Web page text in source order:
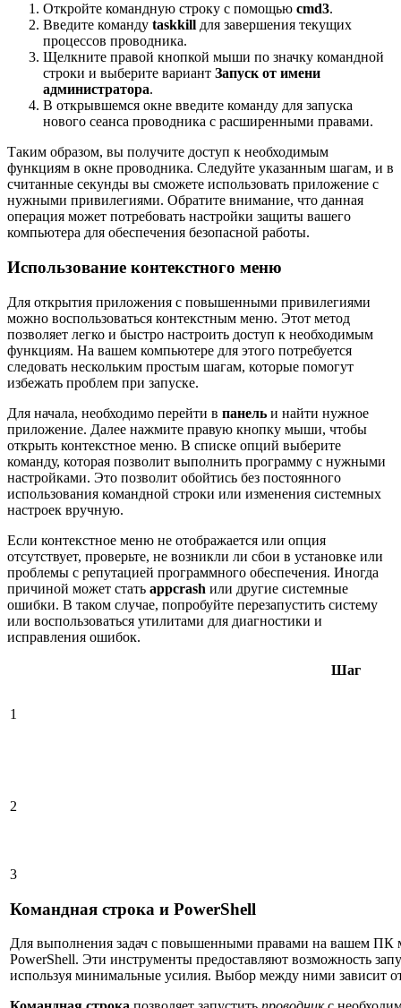
Откройте командную строку с помощью cmd3.
Введите команду taskkill для завершения текущих
процессов проводника.
Щелкните правой кнопкой мыши по значку командной
строки и выберите вариант Запуск от имени
администратора.
В открывшемся окне введите команду для запуска
нового сеанса проводника с расширенными правами.
Таким образом, вы получите доступ к необходимым
функциям в окне проводника. Следуйте указанным шагам, и в
считанные секунды вы сможете использовать приложение с
нужными привилегиями. Обратите внимание, что данная
операция может потребовать настройки защиты вашего
компьютера для обеспечения безопасной работы.
Использование контекстного меню
Для открытия приложения с повышенными привилегиями
можно воспользоваться контекстным меню. Этот метод
позволяет легко и быстро настроить доступ к необходимым
функциям. На вашем компьютере для этого потребуется
следовать нескольким простым шагам, которые помогут
избежать проблем при запуске.
Для начала, необходимо перейти в панель и найти нужное
приложение. Далее нажмите правую кнопку мыши, чтобы
открыть контекстное меню. В списке опций выберите
команду, которая позволит выполнить программу с нужными
настройками. Это позволит обойтись без постоянного
использования командной строки или изменения системных
настроек вручную.
Если контекстное меню не отображается или опция
отсутствует, проверьте, не возникли ли сбои в установке или
проблемы с репутацией программного обеспечения. Иногда
причиной может стать appcrash или другие системные
ошибки. В таком случае, попробуйте перезапустить систему
или воспользоваться утилитами для диагностики и
исправления ошибок.
Шаг
1
2
3
Командная строка и PowerShell
Для выполнения задач с повышенными правами на вашем ПК
PowerShell. Эти инструменты предоставляют возможность
используя минимальные усилия. Выбор между ними зависит